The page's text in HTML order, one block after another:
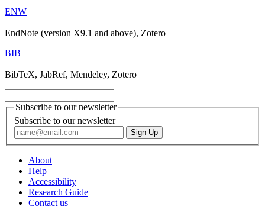
ENW
EndNote (version X9.1 and above), Zotero
BIB
BibTeX, JabRef, Mendeley, Zotero
Subscribe to our newsletter
Subscribe to our newsletter
About
Help
Accessibility
Research Guide
Contact us